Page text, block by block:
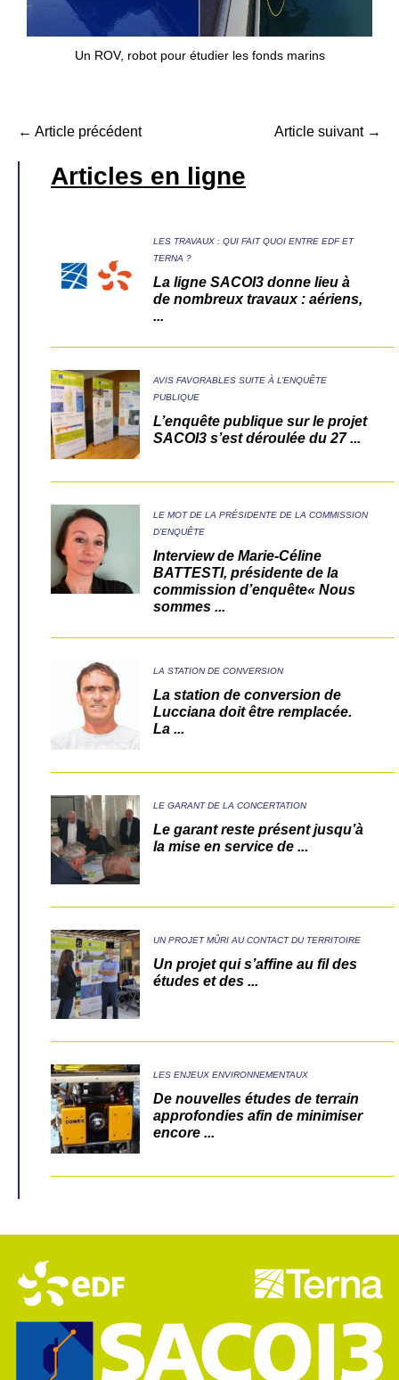
Un ROV, robot pour étudier les fonds marins
← Article précédent Article suivant →
Articles en ligne
LES TRAVAUX : QUI FAIT QUOI ENTRE EDF ET
TERNA ?
La ligne SACOI3 donne lieu à
de nombreux travaux : aériens,
...
AVIS FAVORABLES SUITE À L’ENQUÊTE
PUBLIQUE
L’enquête publique sur le projet
SACOI3 s’est déroulée du 27 ...
LE MOT DE LA PRÉSIDENTE DE LA COMMISSION
D’ENQUÊTE
Interview de Marie-Céline
BATTESTI, présidente de la
commission d’enquête« Nous
sommes ...
LA STATION DE CONVERSION
La station de conversion de
Lucciana doit être remplacée.
La ...
LE GARANT DE LA CONCERTATION
Le garant reste présent jusqu’à
la mise en service de ...
UN PROJET MÛRI AU CONTACT DU TERRITOIRE
Un projet qui s’affine au fil des
études et des ...
LES ENJEUX ENVIRONNEMENTAUX
De nouvelles études de terrain
approfondies afin de minimiser
encore ...